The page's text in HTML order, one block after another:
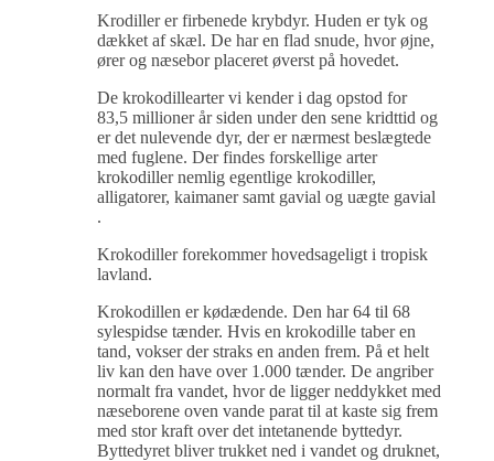
Krodiller er firbenede krybdyr. Huden er tyk og
dækket af skæl. De har en flad snude, hvor øjne,
ører og næsebor placeret øverst på hovedet.
De krokodillearter vi kender i dag opstod for
83,5 millioner år siden under den sene kridttid og
er det nulevende dyr, der er nærmest beslægtede
med fuglene. Der findes forskellige arter
krokodiller nemlig egentlige krokodiller,
alligatorer, kaimaner samt gavial og uægte gavial
.
Krokodiller forekommer hovedsageligt i tropisk
lavland.
Krokodillen er kødædende. Den har 64 til 68
sylespidse tænder. Hvis en krokodille taber en
tand, vokser der straks en anden frem. På et helt
liv kan den have over 1.000 tænder. De angriber
normalt fra vandet, hvor de ligger neddykket med
næseborene oven vande parat til at kaste sig frem
med stor kraft over det intetanende byttedyr.
Byttedyret bliver trukket ned i vandet og druknet,